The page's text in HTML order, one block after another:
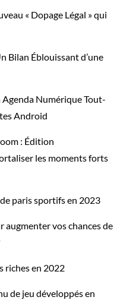
« Dopage Légal » qui
Bilan Éblouissant d’une
Numérique Tout-
Android
: Édition
les moments forts
paris sportifs en 2023
augmenter vos chances de
riches en 2022
de jeu développés en